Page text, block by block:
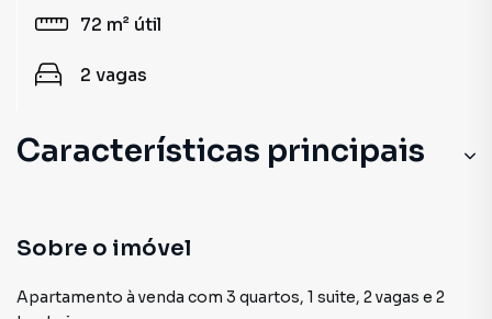
72 m² útil
2 vagas
Características principais
Sobre o imóvel
Apartamento à venda com 3 quartos, 1 suite, 2 vagas e 2